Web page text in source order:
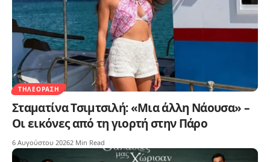
ΤΗΛΕΌΡΑΣΗ
Σταματίνα Τσιμτσιλή: «Μια άλλη Νάουσα» –
Οι εικόνες από τη γιορτή στην Πάρο
6 Αυγούστου 20262 Min Read